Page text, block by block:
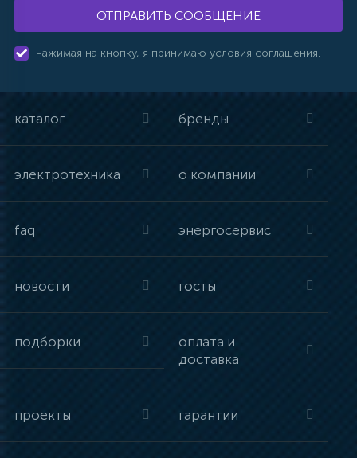
ОТПРАВИТЬ СООБЩЕНИЕ
нажимая на кнопку, я принимаю условия соглашения.
каталог бренды
электротехника о компании
faq энергосервис
новости госты
подборки
оплата и
доставка
проекты гарантии